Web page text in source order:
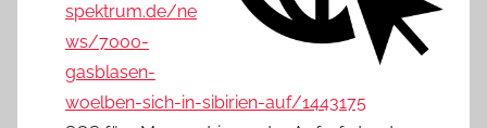
spektrum.de/ne
ws/7000-
gasblasen-
woelben-sich-in-sibirien-auf/1443175